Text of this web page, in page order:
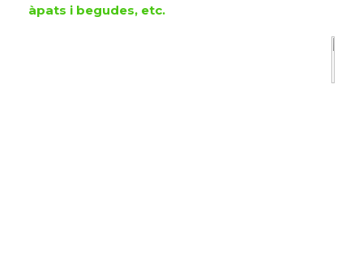
àpats i begudes, etc.